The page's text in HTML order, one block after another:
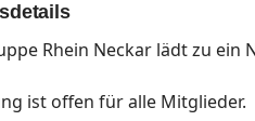
Rhein Neckar lädt zu
ist offen für alle Mitglieder.